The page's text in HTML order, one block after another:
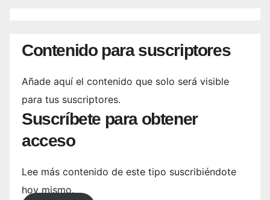
Contenido para suscriptores
Añade aquí el contenido que solo será visible
para tus suscriptores.
Suscríbete para obtener
acceso
Lee más contenido de este tipo suscribiéndote
hoy mismo.